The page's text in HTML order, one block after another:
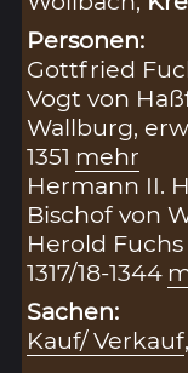
Personen:
Gottfried
Vogt von
Wallburg,
1351 mehr
Hermann II.
Bischof von
Herold
1317/18-1344
Sachen:
Kauf/ Verkauf,